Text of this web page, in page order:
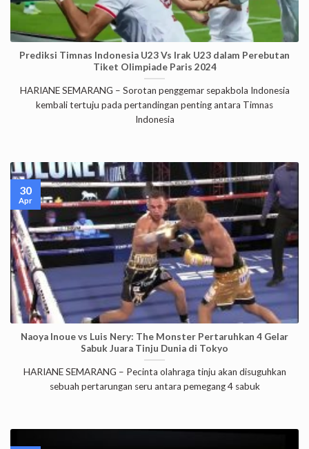
Prediksi Timnas Indonesia U23 Vs Irak U23 dalam Perebutan
Tiket Olimpiade Paris 2024
HARIANE SEMARANG – Sorotan penggemar sepakbola Indonesia
kembali tertuju pada pertandingan penting antara Timnas
Indonesia
Naoya Inoue vs Luis Nery: The Monster Pertaruhkan 4 Gelar
Sabuk Juara Tinju Dunia di Tokyo
HARIANE SEMARANG – Pecinta olahraga tinju akan disuguhkan
sebuah pertarungan seru antara pemegang 4 sabuk
30
Apr